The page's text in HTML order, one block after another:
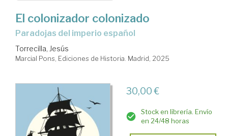
El colonizador colonizado
Paradojas del imperio español
Torrecilla, Jesús
Marcial Pons, Ediciones de Historia. Madrid, 2025
30,00 €
Stock en librería. Envío
en 24/48 horas